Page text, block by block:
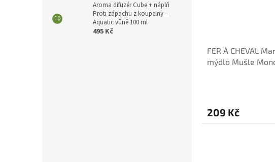
Aroma difuzér Cube + náplň
Proti zápachu z koupelny –
Aquatic vůně 100 ml
495 Kč
FER À CHEVAL
mýdlo Mušle
209 Kč